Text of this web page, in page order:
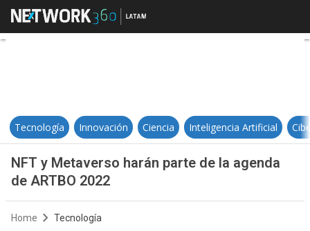
NFT y Metaverso harán parte de
Tecnología Innovación Ciencia Inteligencia Artificial
NFT y Metaverso harán parte de la agenda
de ARTBO 2022
Home Tecnología